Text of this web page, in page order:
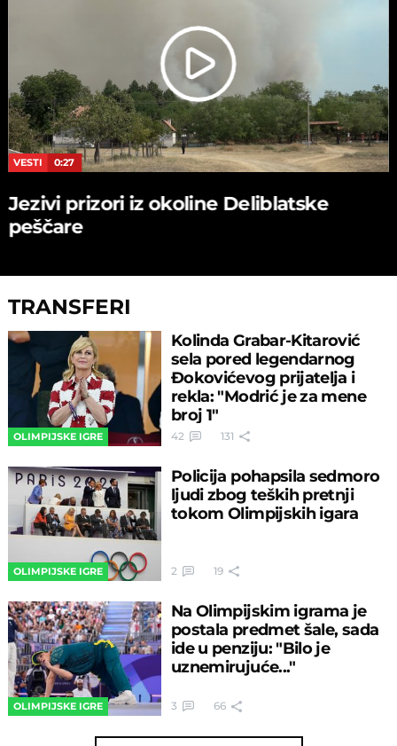
VESTI 0:27
Jezivi prizori iz okoline Deliblatske
peščare
TRANSFERI
OLIMPIJSKE IGRE
Kolinda Grabar-Kitarović
sela pored legendarnog
Đokovićevog prijatelja i
rekla: "Modrić je za mene
broj 1"
42 131
OLIMPIJSKE IGRE
Policija pohapsila sedmoro
ljudi zbog teških pretnji
tokom Olimpijskih igara
2 19
OLIMPIJSKE IGRE
Na Olimpijskim igrama je
postala predmet šale, sada
ide u penziju: "Bilo je
uznemirujuće..."
3 66